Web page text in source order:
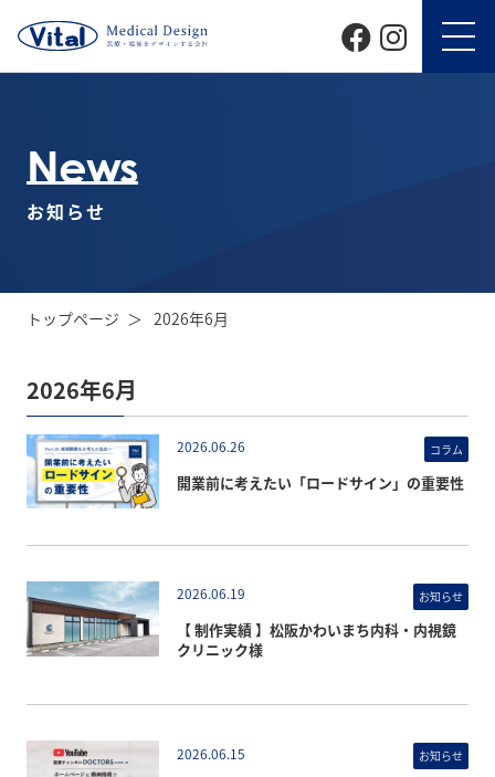
News
お知らせ
トップページ 2026年6月
2026年6月
2026.06.26 コラム
開業前に考えたい「ロードサイン」の重要性
2026.06.19 お知らせ
【 制作実績 】松阪かわいまち内科・内視鏡
クリニック様
2026.06.15 お知らせ